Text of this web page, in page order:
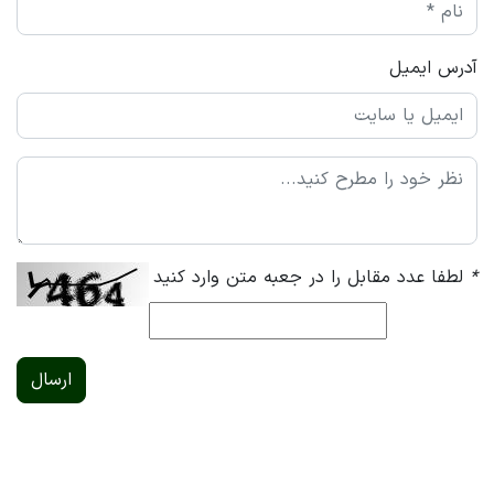
آدرس ایمیل
* لطفا عدد مقابل را در جعبه متن وارد کنید
ارسال